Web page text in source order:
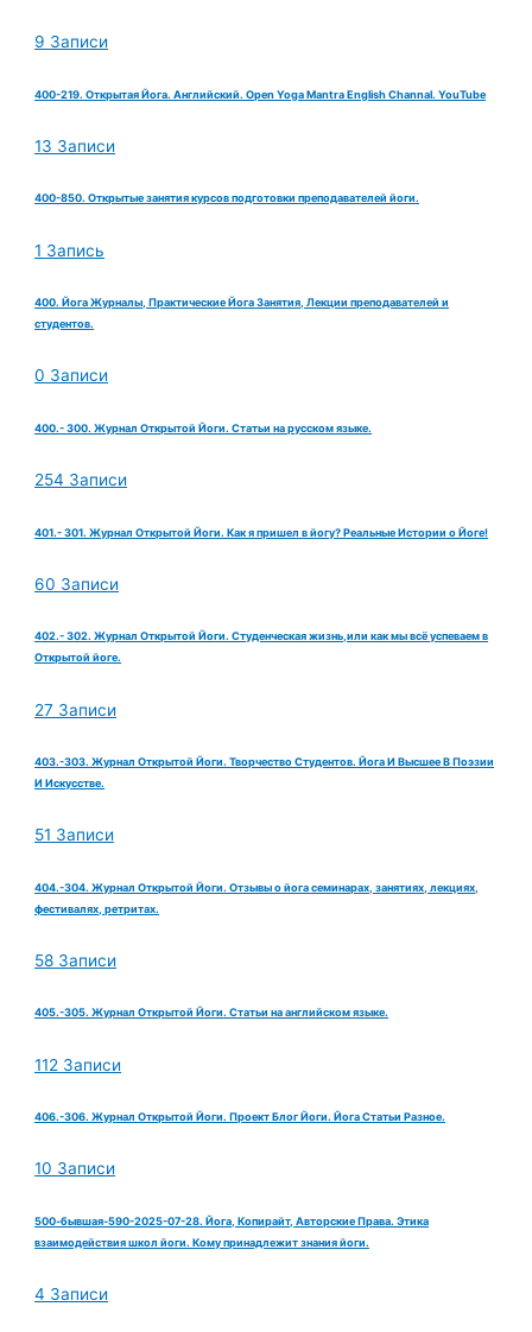
9 Записи
400-219. Открытая Йога. Английский. Open Yoga Mantra English Channal. YouTube
13 Записи
400-850. Открытые занятия курсов подготовки преподавателей йоги.
1 Запись
400. Йога Журналы, Практические Йога Занятия, Лекции преподавателей и
студентов.
0 Записи
400.- 300. Журнал Открытой Йоги. Статьи на русском языке.
254 Записи
401.- 301. Журнал Открытой Йоги. Как я пришел в йогу? Реальные Истории о Йоге!
60 Записи
402.- 302. Журнал Открытой Йоги. Студенческая жизнь,или как мы всё успеваем в
Открытой йоге.
27 Записи
403.-303. Журнал Открытой Йоги. Творчество Студентов. Йога И Высшее В Поэзии
И Искусстве.
51 Записи
404.-304. Журнал Открытой Йоги. Отзывы о йога семинарах, занятиях, лекциях,
фестивалях, ретритах.
58 Записи
405.-305. Журнал Открытой Йоги. Статьи на английском языке.
112 Записи
406.-306. Журнал Открытой Йоги. Проект Блог Йоги. Йога Статьи Разное.
10 Записи
500-бывшая-590-2025-07-28. Йога, Копирайт, Авторские Права. Этика
взаимодействия школ йоги. Кому принадлежит знания йоги.
4 Записи